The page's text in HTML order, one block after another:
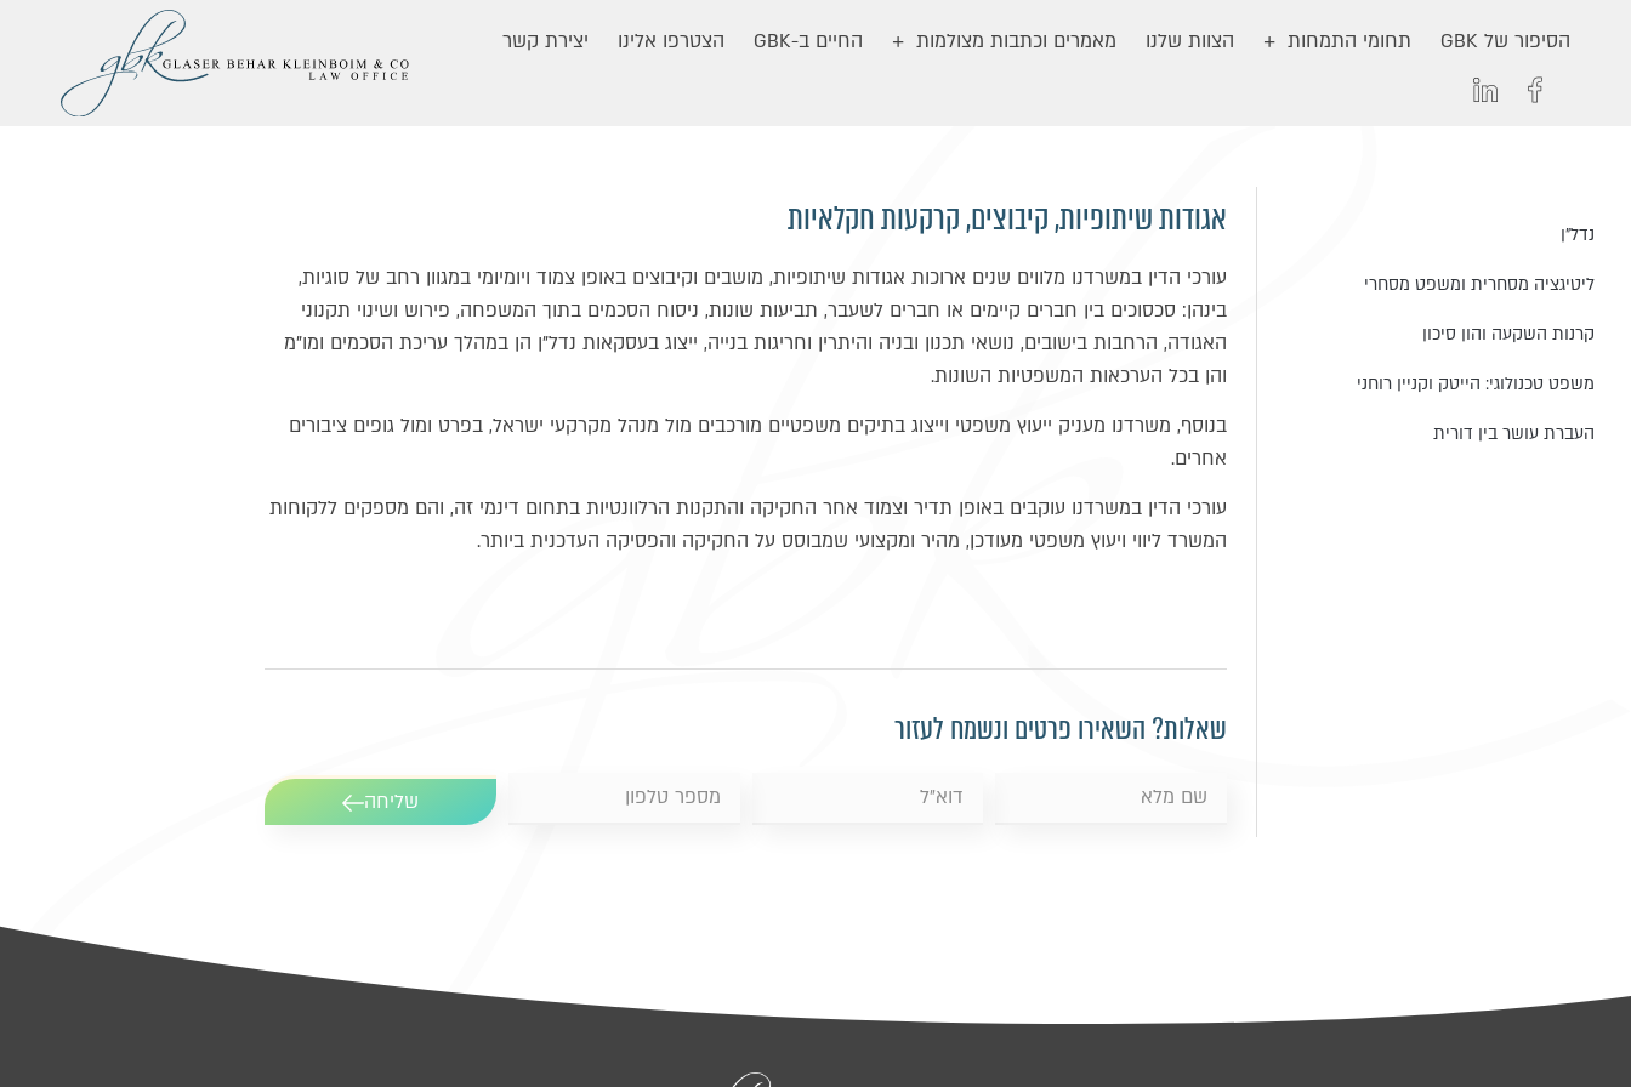
הסיפור של GBK תחומי התמחות הצוות שלנו מאמרים וכתבות מצולמות החיים ב-GBK הצטרפו אלינו יצירת קשר
נדל״ן
ליטיגציה מסחרית ומשפט מסחרי
קרנות השקעה והון סיכון
משפט טכנולוגי: הייטק וקניין רוחני
העברת עושר בין דורית
אגודות שיתופיות, קיבוצים, קרקעות חקלאיות
עורכי הדין במשרדנו מלווים שנים ארוכות אגודות שיתופיות, מושבים וקיבוצים באופן צמוד ויומיומי במגוון רחב של סוגיות,
בינהן: סכסוכים בין חברים קיימים או חברים לשעבר, תביעות שונות, ניסוח הסכמים בתוך המשפחה, פירוש ושינוי תקנוני
האגודה, הרחבות בישובים, נושאי תכנון ובניה והיתרין וחריגות בנייה, ייצוג בעסקאות נדל"ן הן במהלך עריכת הסכמים ומו"מ
והן בכל הערכאות המשפטיות השונות.
בנוסף, משרדנו מעניק ייעוץ משפטי וייצוג בתיקים משפטיים מורכבים מול מנהל מקרקעי ישראל, בפרט ומול גופים ציבורים
אחרים.
עורכי הדין במשרדנו עוקבים באופן תדיר וצמוד אחר החקיקה והתקנות הרלוונטיות בתחום דינמי זה, והם מספקים ללקוחות
המשרד ליווי ויעוץ משפטי מעודכן, מהיר ומקצועי שמבוסס על החקיקה והפסיקה העדכנית ביותר.
שאלות? השאירו פרטים ונשמח לעזור
שליחה